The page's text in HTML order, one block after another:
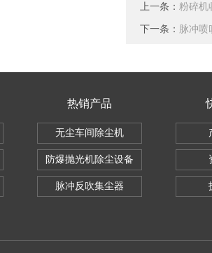
上一条： 粉碎机
下一条： 脉冲喷
热销产品
无尘车间除尘机
防爆抛光机除尘设备
脉冲反吹集尘器